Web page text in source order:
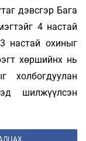
дэвсгэр Бага
4 настай
настай охиныг
хөршийнх нь
холбогдуулан
шилжүүлсэн